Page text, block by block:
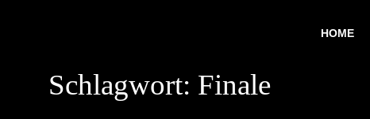
HOME
Schlagwort: Finale